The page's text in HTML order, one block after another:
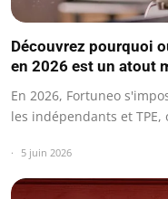
Découvrez pourquoi
en 2026 est un atout
En 2026, Fortuneo
les indépendants et
5 juin 2026